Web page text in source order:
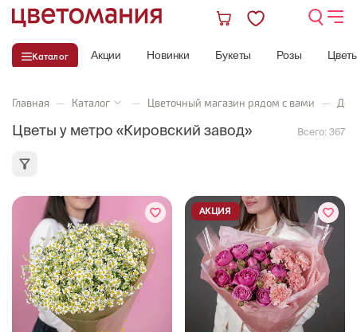
Каталог Акции Новинки Букеты Розы
Главная — Каталог — Цветочный магазин рядом с вами —
Цветы у метро «Кировский завод» Всего: 367
АКЦИЯ